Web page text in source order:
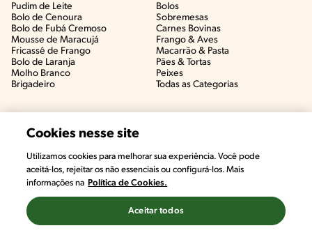
Pudim de Leite
Bolo de Cenoura
Bolo de Fubá Cremoso
Mousse de Maracujá
Fricassê de Frango
Bolo de Laranja
Molho Branco
Brigadeiro
Bolos
Sobremesas
Carnes Bovinas​
Frango & Aves​
Macarrão & Pasta​
Pães & Tortas​
Peixes
Todas as Categorias
Cookies nesse site
Utilizamos cookies para melhorar sua experiência. Você pode
aceitá-los, rejeitar os não essenciais ou configurá-los. Mais
informações na Política de Cookies.
Aceitar todos